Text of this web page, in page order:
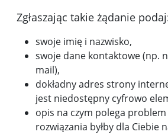
Zgłaszając takie żądanie
swoje imię i nazwisko,
swoje dane kontaktowe (np.
mail),
dokładny adres strony
jest niedostępny cyfrowo
opis na czym polega
rozwiązania byłby dla Ciebie